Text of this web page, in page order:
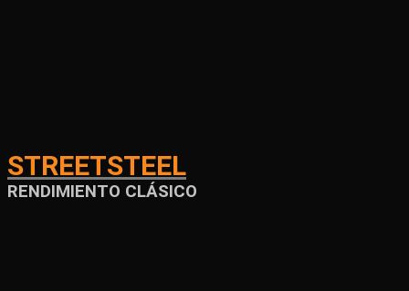
STREETSTEEL
RENDIMIENTO CLÁSICO